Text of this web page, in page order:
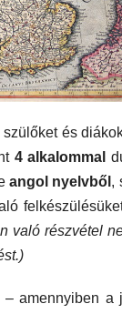
és
4 alkalommal
angol nyelvből ,
való részvétel
amennyiben a